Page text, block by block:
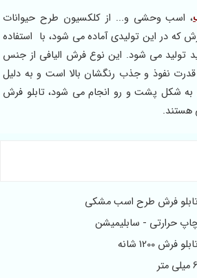
، اسب وحشی و... از کلکسیون طرح حیوانات
که در این تولیدی آماده می شود، با استفاده
خام سفید تولید می شود. این نوع فرش الیافی از جنس
نفوذ و جذب رنگشان بالا است و به دلیل
به شکل پشت و رو انجام می شود، تابلو فرش
هستند.
فرش طرح اسب مشکی
حرارتی - سابلیمیشن
فرش 1200 شانه
6 میلی متر